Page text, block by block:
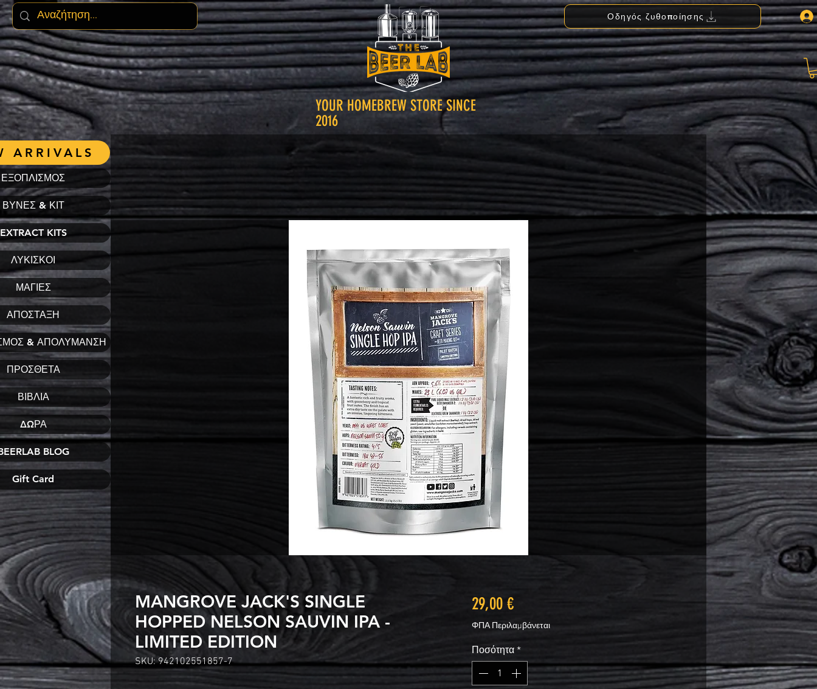
Οδηγός ζυθοποίησης
YOUR HOMEBREW STORE SINCE
2016
MANGROVE JACK'S SINGLE
HOPPED NELSON SAUVIN IPA -
LIMITED EDITION
SKU: 942102551857-7
29,00 €Τιμή
ΦΠΑ Περιλαμβάνεται
Ποσότητα *
ΕΞΟΠΛΙΣΜΟΣ
ΒΥΝΕΣ & ΚΙΤ
EXTRACT KITS
ΛΥΚΙΣΚΟΙ
ΜΑΓΙΕΣ
ΑΠΟΣΤΑΞΗ
& ΑΠΟΛΥΜΑΝΣΗ
ΠΡΟΣΘΕΤΑ
ΒΙΒΛΙΑ
ΔΩΡΑ
BLOG
Gift Card
ARRIVALS